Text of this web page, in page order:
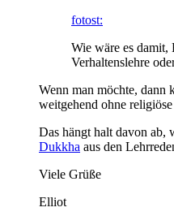
fotost:
Wie wäre es damit,
Verhaltenslehre
Wenn man möchte, dann
weitgehend ohne
Das hängt halt davon ab,
Dukkha aus den
Viele Grüße
Elliot